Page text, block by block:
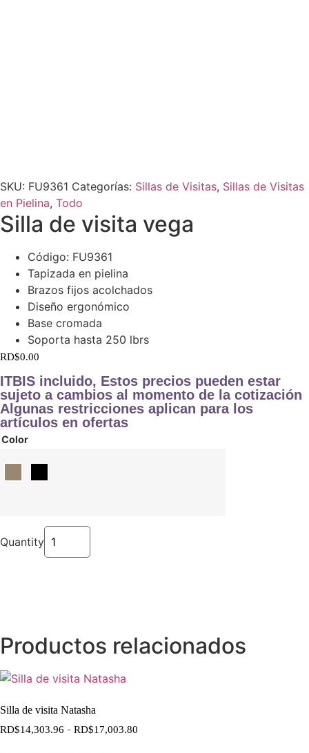
SKU: FU9361 Categorías: Sillas de Visitas, Sillas de Visitas
en Pielina, Todo
Silla de visita vega
Código: FU9361
Tapizada en pielina
Brazos fijos acolchados
Diseño ergonómico
Base cromada
Soporta hasta 250 lbrs
RD$0.00
ITBIS incluido, Estos precios pueden estar
sujeto a cambios al momento de la cotización
Algunas restricciones aplican para los
artículos en ofertas
Color
Quantity
Productos relacionados
Silla de visita Natasha
RD$14,303.96 - RD$17,003.80